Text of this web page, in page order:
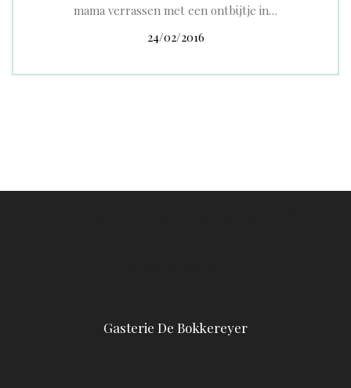
mama verrassen met een ontbijtje in…
24/02/2016
Gasterie De Bokkereyer